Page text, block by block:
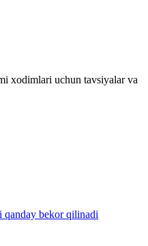
хodimlari uchun tavsiyalar va
qanday bekor qilinadi